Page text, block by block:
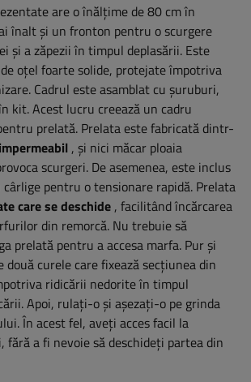
are o înălțime de 80 cm în
înalt și un fronton pentru o scurgere
și a zăpezii în timpul deplasării. Este
oțel foarte solide, protejate împotriva
Cadrul este asamblat cu șuruburi,
kit. Acest lucru creează un cadru
prelată. Prelata este fabricată dintr-
impermeabil , și nici măcar ploaia
scurgeri. De asemenea, este inclus
cârlige pentru o tensionare rapidă. Prelata
care se deschide , facilitând încărcarea
din remorcă. Nu trebuie să
prelată pentru a accesa marfa. Pur și
curele care fixează secțiunea din
ridicării nedorite în timpul
Apoi, rulați-o și așezați-o pe grinda
În acest fel, aveți acces facil la
a fi nevoie să deschideți partea din